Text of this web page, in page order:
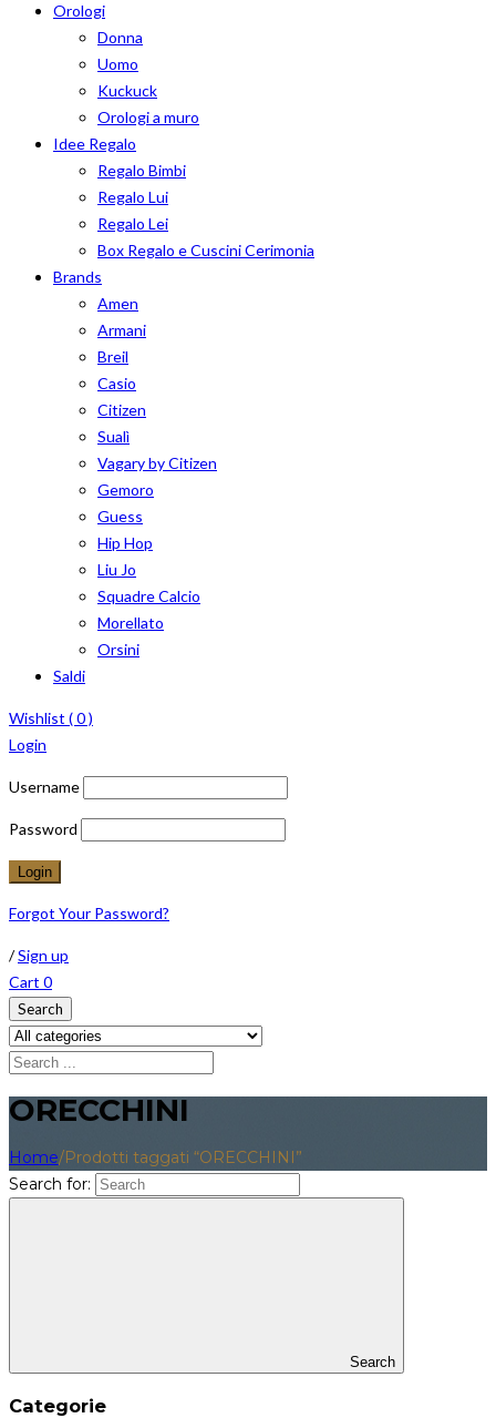
Orologi
Donna
Uomo
Kuckuck
Orologi a muro
Idee Regalo
Regalo Bimbi
Regalo Lui
Regalo Lei
Box Regalo e Cuscini Cerimonia
Brands
Amen
Armani
Breil
Casio
Citizen
Sualì
Vagary by Citizen
Gemoro
Guess
Hip Hop
Liu Jo
Squadre Calcio
Morellato
Orsini
Saldi
Wishlist (0)
Login
Username
Password
Forgot Your Password?
/Sign up
Cart 0
Search
ORECCHINI
Home/Prodotti taggati “ORECCHINI”
Search for:
Search
Categorie